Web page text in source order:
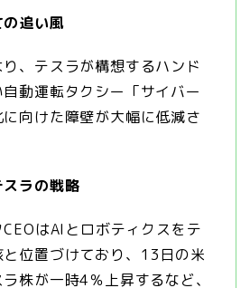
追い風
、テスラが構想するハンド
動運転タクシー「サイバー
向けた障壁が大幅に低減さ
ラの戦略
はAIとロボティクスをテ
位置づけており、13日の米
株が一時4％上昇するなど、